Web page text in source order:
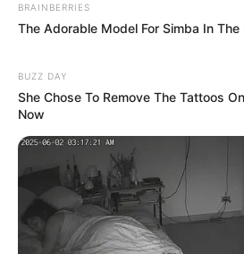
BRAINBERRIES
The Adorable Model For Simba In The
BUZZ DAY
She Chose To Remove The Tattoos
Now